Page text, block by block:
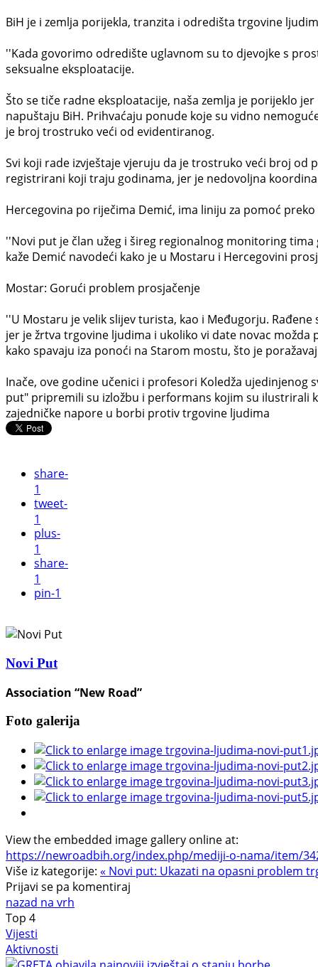
BiH je i zemlja porijekla, tranzita i odredišta trgovine
''Kada govorimo odredište uglavnom su to djevojke s
seksualne eksploatacije.
Što se tiče radne eksploatacije, naša zemlja je porijeklo
napuštaju BiH. Prihvaćaju ponude koje su vidno
je broj trostruko veći od evidentiranog.
Svi koji rade izvještaje vjeruju da je trostruko veći broj od
registrirani koji traju godinama, jer je nedovoljna
Hercegovina po riječima Demić, ima liniju za pomoć
''Novi put je član užeg i šireg regionalnog monitoring
kaže Demić navodeći kako je u Mostaru i Hercegovini
Mostar: Gorući problem prosjačenje
''U Mostaru je velik slijev turista, kao i Međugorju.
jer je žrtva trgovine ljudima i ukoliko vi date novac
kako spavaju iza ponoći na Starom mostu, što je
Inače, ove godine učenici i profesori Koledža ujedinjenog
put" pripremili su izložbu i performans kojim su ilustrirali
zajedničke napore u borbi protiv trgovine ljudima
share-
1
tweet-
1
plus-
1
share-
1
pin-1
Novi Put
Association “New Road”
Foto galerija
View the embedded image gallery online at:
https://newroadbih.org/index.php/mediji-o-nama/item/
Više iz kategorije: « Novi put: Ukazati na opasni problem
Prijavi se pa komentiraj
nazad na vrh
Top 4
Vijesti
Aktivnosti